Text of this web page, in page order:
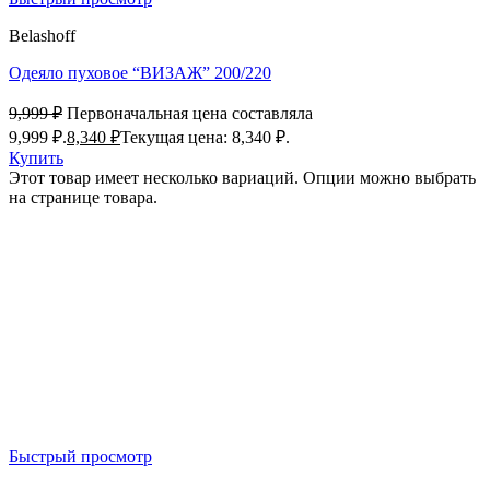
Belashoff
Одеяло пуховое “ВИЗАЖ” 200/220
9,999₽ Первоначальная цена составляла
9,999 ₽.8,340 ₽Текущая цена: 8,340 ₽.
Купить
Этот товар имеет несколько вариаций. Опции можно выбрать
на странице товара.
Быстрый просмотр